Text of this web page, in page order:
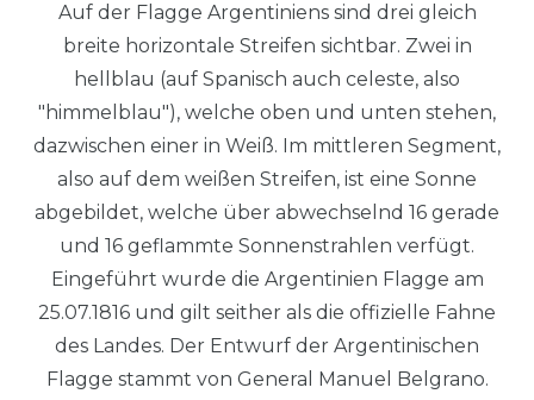
Auf der Flagge Argentiniens sind drei gleich
breite horizontale Streifen sichtbar. Zwei in
hellblau (auf Spanisch auch celeste, also
"himmelblau"), welche oben und unten stehen,
dazwischen einer in Weiß. Im mittleren Segment,
also auf dem weißen Streifen, ist eine Sonne
abgebildet, welche über abwechselnd 16 gerade
und 16 geflammte Sonnenstrahlen verfügt.
Eingeführt wurde die Argentinien Flagge am
25.07.1816 und gilt seither als die offizielle Fahne
des Landes. Der Entwurf der Argentinischen
Flagge stammt von General Manuel Belgrano.